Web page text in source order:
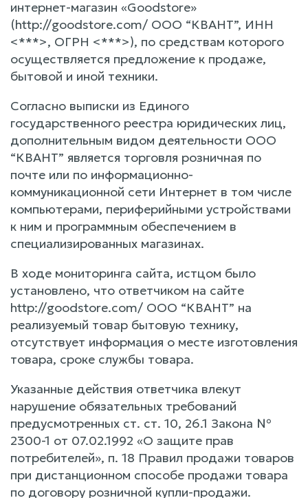
интернет-магазин «Goodstore»
(http://goodstore.com/ ООО “КВАНТ”, ИНН
<***>, ОГРН <***>), по средствам которого
осуществляется предложение к продаже,
бытовой и иной техники.
Согласно выписки из Единого
государственного реестра юридических лиц,
дополнительным видом деятельности ООО
“КВАНТ” является торговля розничная по
почте или по информационно-
коммуникационной сети Интернет в том числе
компьютерами, периферийными устройствами
к ним и программным обеспечением в
специализированных магазинах.
В ходе мониторинга сайта, истцом было
установлено, что ответчиком на сайте
http://goodstore.com/ ООО “КВАНТ” на
реализуемый товар бытовую технику,
отсутствует информация о месте изготовления
товара, сроке службы товара.
Указанные действия ответчика влекут
нарушение обязательных требований
предусмотренных ст. ст. 10, 26.1 Закона №
2300-1 от 07.02.1992 «О защите прав
потребителей», п. 18 Правил продажи товаров
при дистанционном способе продажи товара
по договору розничной купли-продажи.